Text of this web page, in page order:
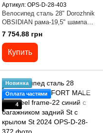
Артикул: OPS-D-28-403
Велосипед сталь 28" Dorozhnik
OBSIDIAN рама-19,5" шампань
с багажником задн St с
корзиной Pl с
7 754.88 грн
Купить
Новинка
Оплата частями
4